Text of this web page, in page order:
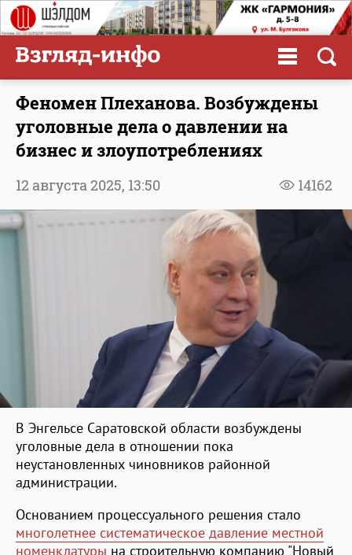
Феномен Плеханова. Возбуждены
уголовные дела о давлении на
бизнес и злоупотреблениях
14162
12 августа 2025, 13:50
В Энгельсе Саратовской области возбуждены
уголовные дела в отношении пока
неустановленных чиновников районной
администрации.
Основанием процессуального решения стало
многолетнее систематическое давление местной
номенклатуры на строительную компанию "Новый